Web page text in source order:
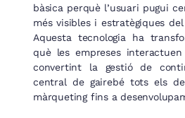
bàsica perquè l’usuari pugui
més visibles i estratègiques
Aquesta tecnologia ha
què les empreses
convertint la gestió de
central de gairebé tots els
màrqueting fins a